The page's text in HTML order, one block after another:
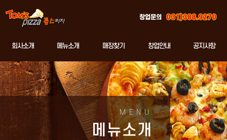
회사소개 메뉴소개 매장찾기 창업안내 공지사항
창업문의
MENU
메뉴소개